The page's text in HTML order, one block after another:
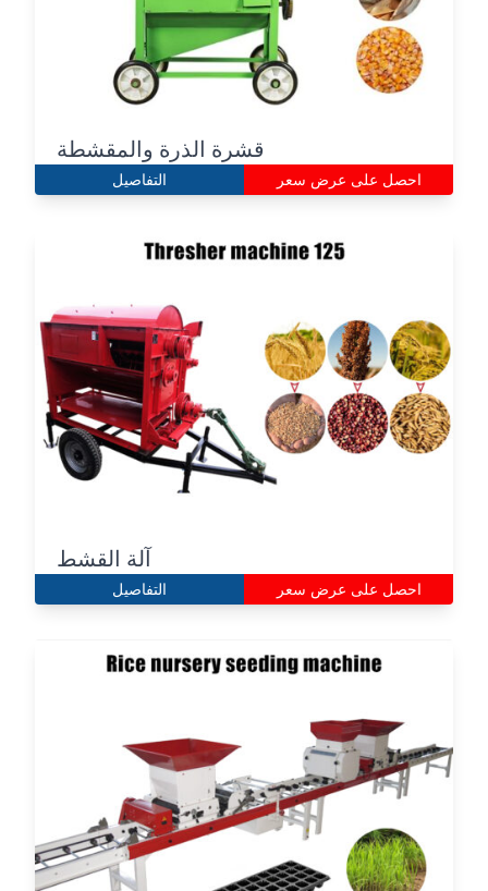
قشرة الذرة والمقشطة
التفاصيل احصل على عرض سعر
آلة القشط
التفاصيل احصل على عرض سعر